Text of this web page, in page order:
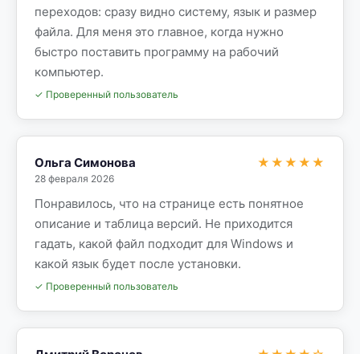
переходов: сразу видно систему, язык и размер
файла. Для меня это главное, когда нужно
быстро поставить программу на рабочий
компьютер.
✓ Проверенный пользователь
Ольга Симонова
28 февраля 2026
★★★★★
Понравилось, что на странице есть понятное
описание и таблица версий. Не приходится
гадать, какой файл подходит для Windows и
какой язык будет после установки.
✓ Проверенный пользователь